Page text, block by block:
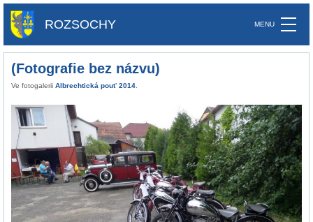
ROZSOCHY
(Fotografie bez názvu)
Ve fotogalerii Albrechtická pouť 2014